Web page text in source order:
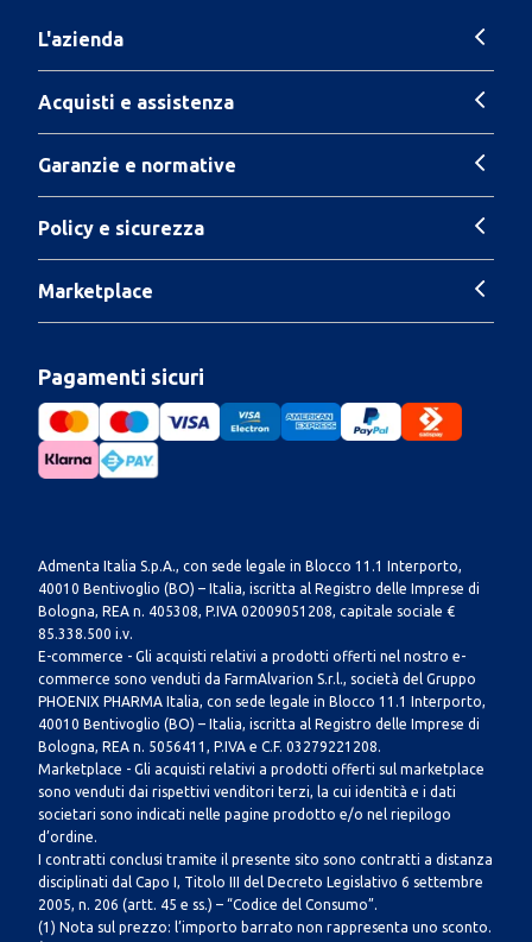
L'azienda
Acquisti e assistenza
Garanzie e normative
Policy e sicurezza
Marketplace
Pagamenti sicuri
Admenta Italia S.p.A., con sede legale in Blocco 11.1 Interporto,
40010 Bentivoglio (BO) – Italia, iscritta al Registro delle Imprese di
Bologna, REA n. 405308, P.IVA 02009051208, capitale sociale €
85.338.500 i.v.
E-commerce - Gli acquisti relativi a prodotti offerti nel nostro e-
commerce sono venduti da FarmAlvarion S.r.l., società del Gruppo
PHOENIX PHARMA Italia, con sede legale in Blocco 11.1 Interporto,
40010 Bentivoglio (BO) – Italia, iscritta al Registro delle Imprese di
Bologna, REA n. 5056411, P.IVA e C.F. 03279221208.
Marketplace - Gli acquisti relativi a prodotti offerti sul marketplace
sono venduti dai rispettivi venditori terzi, la cui identità e i dati
societari sono indicati nelle pagine prodotto e/o nel riepilogo
d’ordine.
I contratti conclusi tramite il presente sito sono contratti a distanza
disciplinati dal Capo I, Titolo III del Decreto Legislativo 6 settembre
2005, n. 206 (artt. 45 e ss.) – “Codice del Consumo”.
(1) Nota sul prezzo: l’importo barrato non rappresenta uno sconto.